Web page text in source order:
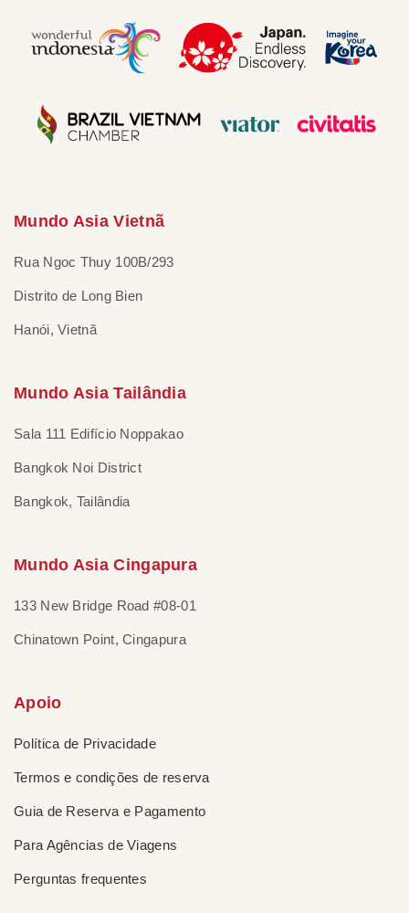
Mundo Asia Vietnã
Rua Ngoc Thuy 100B/293
Distrito de Long Bien
Hanói, Vietnã
Mundo Asia Tailândia
Sala 111 Edifício Noppakao
Bangkok Noi District
Bangkok, Tailândia
Mundo Asia Cingapura
133 New Bridge Road #08-01
Chinatown Point, Cingapura
Apoio
Política de Privacidade
Termos e condições de reserva
Guia de Reserva e Pagamento
Para Agências de Viagens
Perguntas frequentes